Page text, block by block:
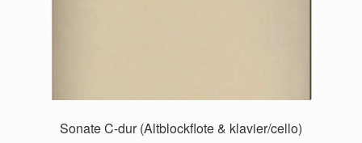
Sonate C-dur (Altblockflote & klavier/cello)